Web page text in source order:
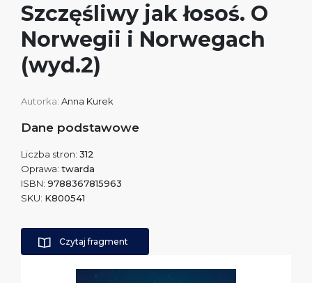
Szczęśliwy jak łosoś. O
Norwegii i Norwegach
(wyd.2)
Autorka: Anna Kurek
Dane podstawowe
Liczba stron: 312
Oprawa: twarda
ISBN: 9788367815963
SKU: K800541
Czytaj fragment